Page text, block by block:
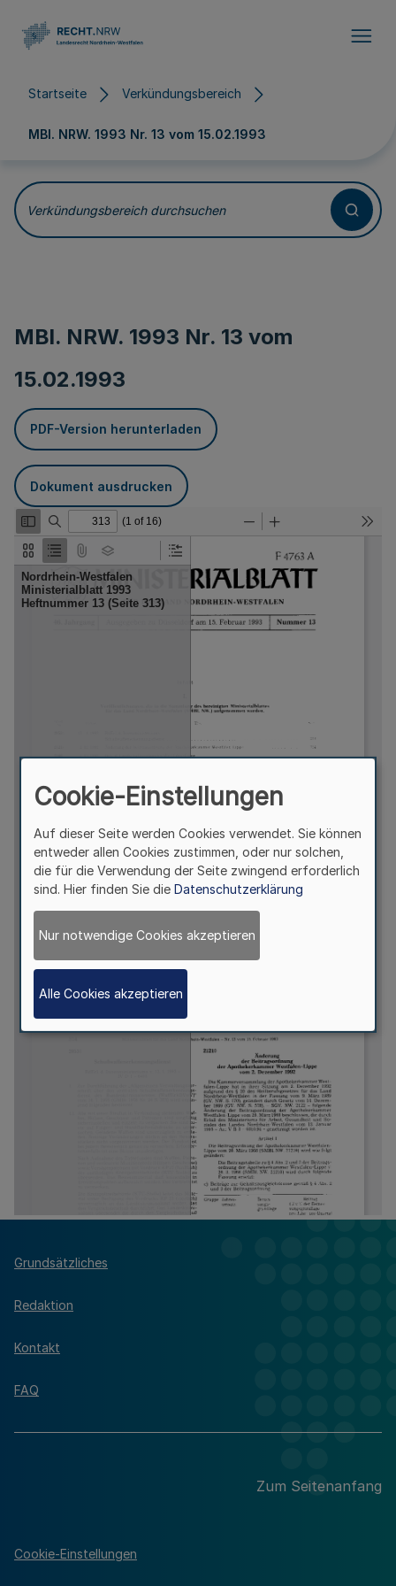
Startseite Verkündungsbereich
MBl. NRW. 1993 Nr. 13 vom 15.02.1993
Verkündungsbereich durchsuchen
MBl. NRW. 1993 Nr. 13 vom
15.02.1993
PDF-Version herunterladen
Dokument ausdrucken
Grundsätzliches
Redaktion
Kontakt
FAQ
Zum Seitenanfang
Cookie-Einstellungen
Cookie-Einstellungen
Auf dieser Seite werden Cookies verwendet. Sie können
entweder allen Cookies zustimmen, oder nur solchen,
die für die Verwendung der Seite zwingend erforderlich
sind. Hier finden Sie die Datenschutzerklärung
Nur notwendige Cookies akzeptieren
Alle Cookies akzeptieren